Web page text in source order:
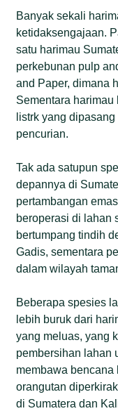
Banyak sekali
ketidaksengajaan.
satu harimau
perkebunan pulp
and Paper, dimana
Sementara
listrk yang
pencurian.
Tak ada satupun
depannya di
pertambangan
beroperasi di lahan
bertumpang tindih
Gadis, sementara
dalam wilayah
Beberapa spesies
lebih buruk dari
yang meluas, yang
pembersihan lahan
membawa bencana
orangutan
di Sumatera dan